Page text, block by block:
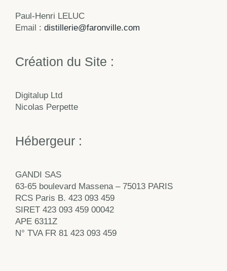
Paul-Henri LELUC
Email : distillerie@faronville.com
Création du Site :
Digitalup Ltd
Nicolas Perpette
Hébergeur :
GANDI SAS
63-65 boulevard Massena – 75013 PARIS
RCS Paris B. 423 093 459
SIRET 423 093 459 00042
APE 6311Z
N° TVA FR 81 423 093 459